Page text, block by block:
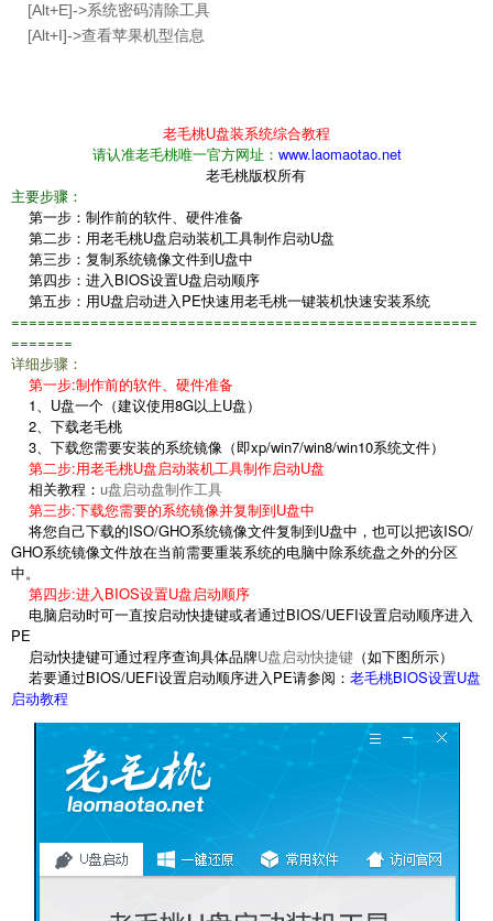
[Alt+E]->系统密码清除工具
[Alt+I]->查看苹果机型信息
老毛桃U盘装系统综合教程
请认准老毛桃唯一官方网址： www.laomaotao.net
老毛桃版权所有
主要步骤：
第一步：制作前的软件、硬件准备
第二步：用老毛桃U盘启动装机工具制作启动U盘
第三步：复制系统镜像文件到U盘中
第四步：进入BIOS设置U盘启动顺序
第五步：用U盘启动进入PE快速用老毛桃一键装机快速安装系统
=====================================================
=======
详细步骤：
第一步:制作前的软件、硬件准备
1、U盘一个（建议使用8G以上U盘）
2、下载老毛桃
3、下载您需要安装的系统镜像（即xp/win7/win8/win10系统文件）
第二步:用老毛桃U盘启动装机工具制作启动U盘
相关教程： u盘启动盘制作工具
第三步:下载您需要的系统镜像并复制到U盘中
将您自己下载的ISO/GHO系统镜像文件复制到U盘中，也可以把该ISO/
GHO系统镜像文件放在当前需要重装系统的电脑中除系统盘之外的分区
中。
第四步:进入BIOS设置U盘启动顺序
电脑启动时可一直按启动快捷键或者通过BIOS/UEFI设置启动顺序进入
PE
启动快捷键可通过程序查询具体品牌U盘启动快捷键 （如下图所示）
若要通过BIOS/UEFI设置启动顺序进入PE请参阅： 老毛桃BIOS设置U盘
启动教程